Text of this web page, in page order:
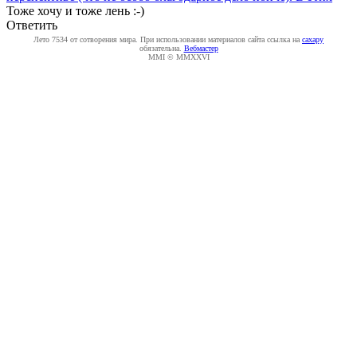
Тоже хочу и тоже лень :-)
Ответить
Лето 7534 от сотворения мира. При использовании материалов сайта ссылка на caxapу
обязательна. Вебмастер
MMI © MMXXVI